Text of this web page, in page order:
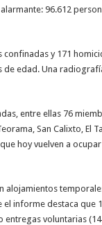
96.612
y 171
de edad. Una
entre ellas 76
San Calixto, El
hoy vuelven a
alojamientos
el informe destaca
entregas voluntarias